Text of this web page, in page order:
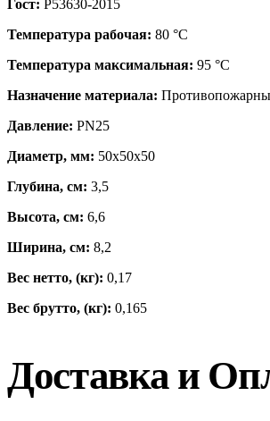
Гост: Р53630-2015
Температура рабочая: 80 °С
Температура максимальная: 95 °С
Назначение материала:
Давление: PN25
Диаметр, мм: 50х50х50
Глубина, см: 3,5
Высота, см: 6,6
Ширина, см: 8,2
Вес нетто, (кг): 0,17
Вес брутто, (кг): 0,165
Доставка и